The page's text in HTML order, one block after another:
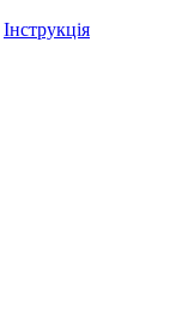
Інструкція